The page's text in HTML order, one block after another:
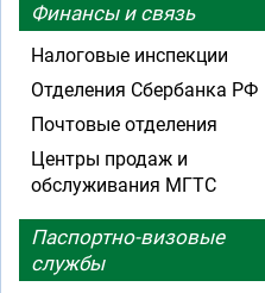
Финансы и связь
Налоговые инспекции
Отделения Сбербанка РФ
Почтовые отделения
Центры продаж и
обслуживания МГТС
Паспортно-визовые
службы